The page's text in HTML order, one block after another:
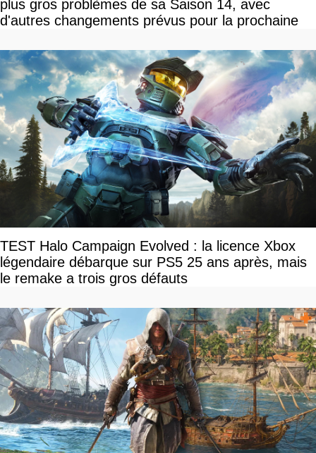
plus gros problèmes de sa Saison 14, avec
d'autres changements prévus pour la prochaine
TEST Halo Campaign Evolved : la licence Xbox
légendaire débarque sur PS5 25 ans après, mais
le remake a trois gros défauts